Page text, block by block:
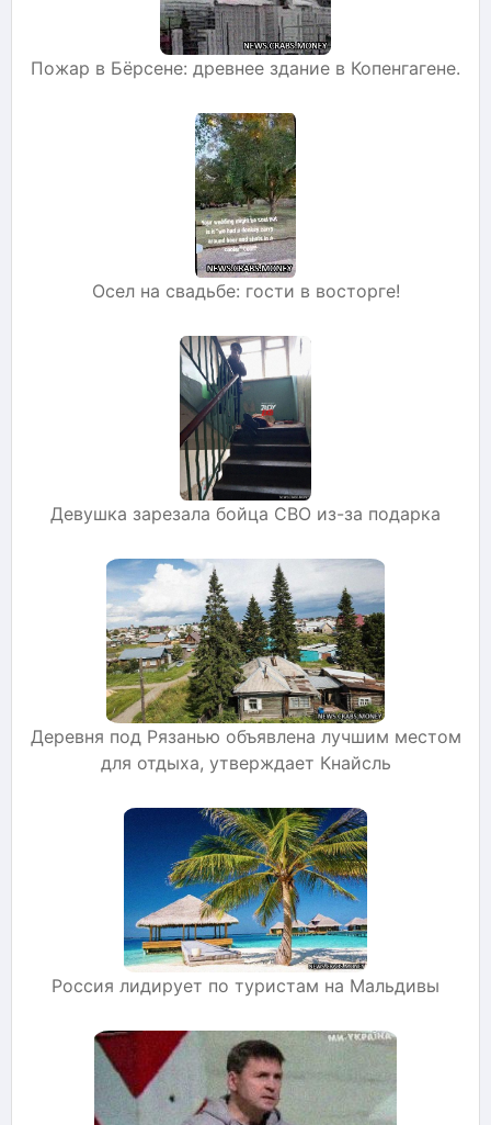
Пожар в Бёрсене: древнее здание в Копенгагене.
Осел на свадьбе: гости в восторге!
Девушка зарезала бойца СВО из-за подарка
Деревня под Рязанью объявлена лучшим местом
для отдыха, утверждает Кнайсль
Россия лидирует по туристам на Мальдивы